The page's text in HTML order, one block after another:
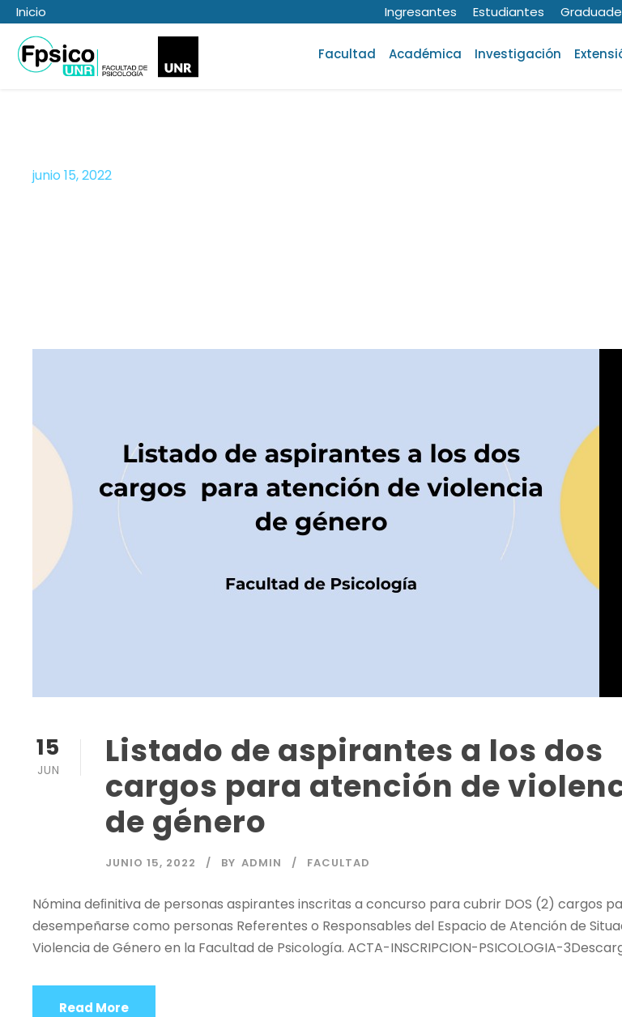
Inicio Ingresantes Estudiantes
Facultad Académica Investigación
junio 15, 2022
15
JUN
Listado de aspirantes a los dos
cargos para atención de
de género
JUNIO 15, 2022 BY ADMIN FACULTAD
Nómina deﬁnitiva de personas aspirantes inscritas a concurso para cubrir DOS (2) cargos
desempeñarse como personas Referentes o Responsables del Espacio de Atención de
Violencia de Género en la Facultad de Psicología. ACTA-INSCRIPCION-PSICOLOGIA-
Read More